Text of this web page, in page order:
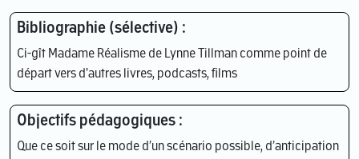
Bibliographie (sélective) :
Ci-gît Madame Réalisme de Lynne Tillman comme point de
départ vers d'autres livres, podcasts, films
Objectifs pédagogiques :
Que ce soit sur le mode d’un scénario possible, d’anticipation